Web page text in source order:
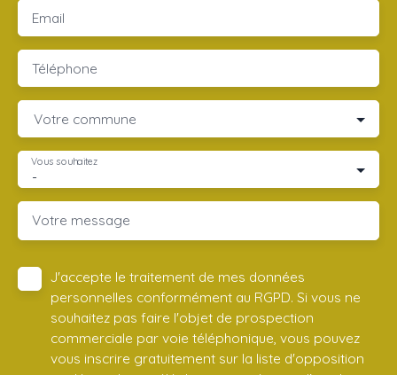
Email
Téléphone
Votre commune
-
Vous souhaitez
Votre message
J'accepte le traitement de mes données
personnelles conformément au RGPD. Si vous ne
souhaitez pas faire l'objet de prospection
commerciale par voie téléphonique, vous pouvez
vous inscrire gratuitement sur la liste d'opposition